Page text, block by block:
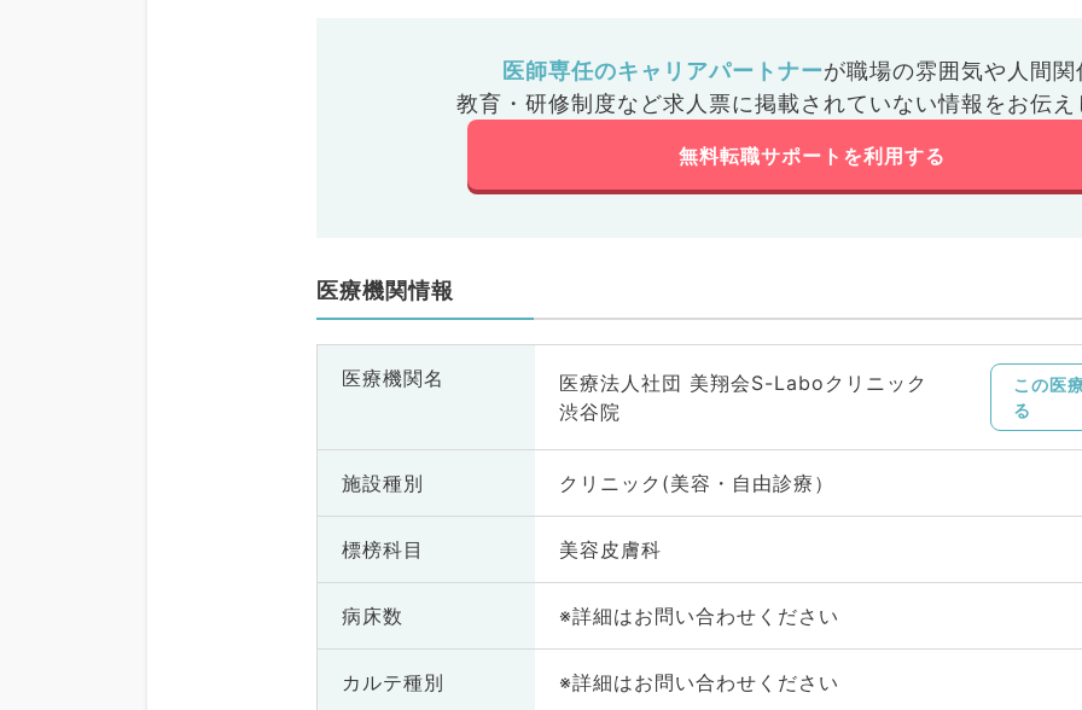
医師専任のキャリアパートナーが職場の雰囲気や人間関
教育・研修制度など求人票に掲載されていない情報をお伝え
無料転職サポートを利用する
医療機関情報
医療機関名
医療法人社団 美翔会S-Laboクリニック
渋谷院
この医
る
施設種別 クリニック(美容・自由診療）
標榜科目 美容皮膚科
病床数 ※詳細はお問い合わせください
カルテ種別 ※詳細はお問い合わせください